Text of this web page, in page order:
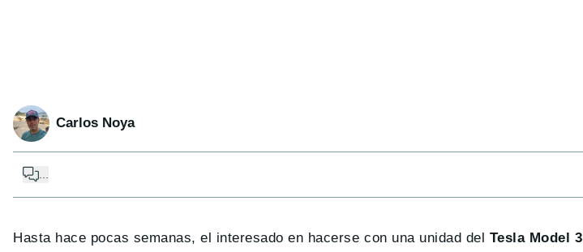
Carlos Noya
Hasta hace pocas semanas, el interesado en hacerse con una unidad del Tesla Model 3